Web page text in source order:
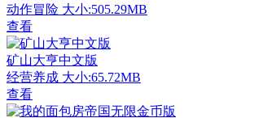
动作冒险 大小:505.29MB
查看
矿山大亨中文版
经营养成 大小:65.72MB
查看